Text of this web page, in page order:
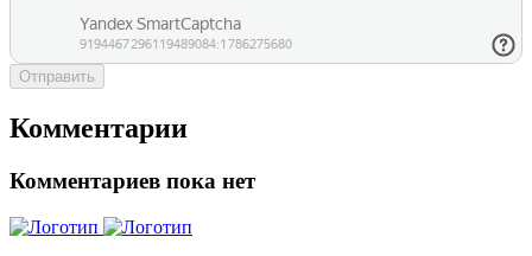
Отправить
Комментарии
Комментариев пока нет